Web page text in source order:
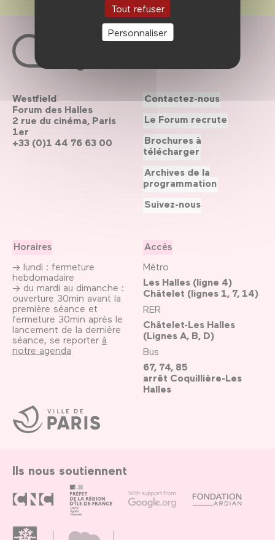
Tout refuser
Personnaliser
Ville
de
Paris
Westfield
Forum des Halles
2 rue du cinéma, Paris
1er
+33 (0)1 44 76 63 00
Horaires
→ lundi : fermeture
hebdomadaire
→ du mardi au dimanche :
ouverture 30min avant la
première séance et
fermeture 30min après le
lancement de la dernière
séance, se reporter à
notre agenda
Accès
Métro
Les Halles (ligne 4)
Châtelet (lignes 1, 7, 14)
RER
Châtelet-Les Halles
(Lignes A, B, D)
Bus
67, 74, 85
arrêt Coquillière-Les
Halles
Contactez-nous
Le Forum recrute
Brochures à
télécharger
Archives de la
programmation
Suivez-nous
Ils nous soutiennent